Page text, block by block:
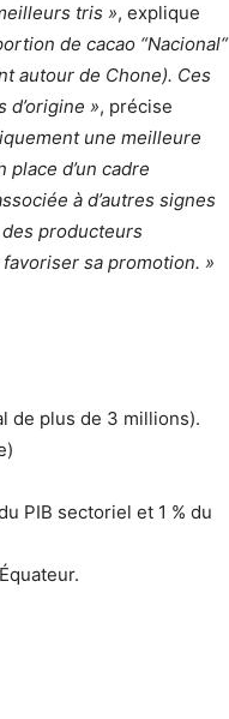
tris », explique
de cacao “Nacional“
autour de Chone). Ces
», précise
une meilleure
d’un cadre
à d’autres signes
producteurs
sa promotion. »
de plus de 3 millions).
PIB sectoriel et 1 % du